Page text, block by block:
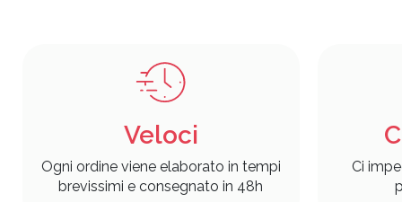
Veloci
Ogni ordine viene elaborato in tempi
brevissimi e consegnato in 48h
Ci